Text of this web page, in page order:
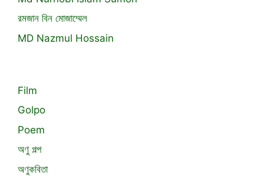
রমজান বিন মোজাম্মেল
MD Nazmul Hossain
Film
Golpo
Poem
অণু গল্প
অণুকবিতা